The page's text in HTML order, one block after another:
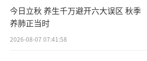
今日立秋 养生千万避开六大误区 秋季
养肺正当时
2026-08-07 07:41:58